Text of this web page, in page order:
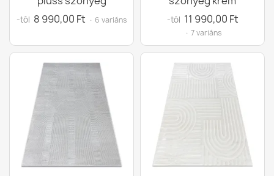
-tól 8 990,00 Ft · 6 variáns -tól 11 990,00 Ft
· 7 variáns